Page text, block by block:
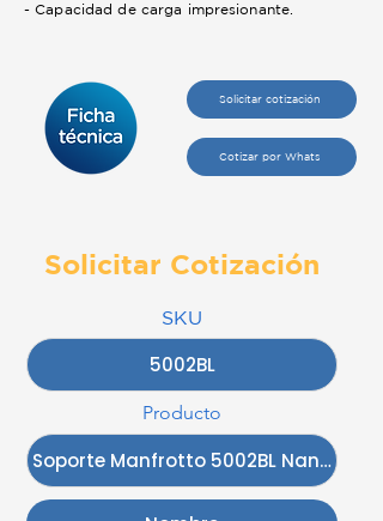
- Capacidad de carga impresionante.
Solicitar cotización
Cotizar por Whats
Solicitar Cotización
SKU
Producto